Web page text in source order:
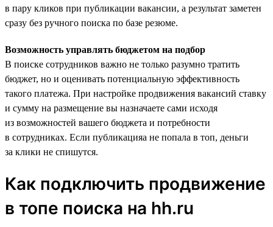
в пару кликов при публикации вакансии, а результат заметен
сразу без ручного поиска по базе резюме.
Возможность управлять бюджетом на подбор
В поиске сотрудников важно не только разумно тратить
бюджет, но и оценивать потенциальную эффективность
такого платежа. При настройке продвижения вакансий ставку
и сумму на размещение вы назначаете сами исходя
из возможностей вашего бюджета и потребности
в сотрудниках. Если публикацияа не попала в топ, деньги
за клики не спишутся.
Как подключить продвижение
в топе поиска на hh.ru